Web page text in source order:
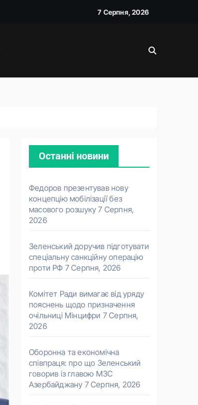
7 Серпня, 2026
Останні новини
Федоров презентував нову
концепцію мобілізації без
масового розшуку 7 Серпня,
2026
Зеленський доручив підготувати
спеціальну санкційну операцію
проти РФ 7 Серпня, 2026
Комітет Ради вимагає від уряду
пояснень щодо призначення
очільниці Мінцифри 7 Серпня,
2026
Оборонна та економічна
співпраця: про що Зеленський
говорив із главою МЗС
Азербайджану 7 Серпня, 2026